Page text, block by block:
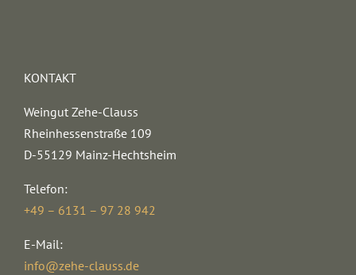
KONTAKT
Weingut Zehe-Clauss
Rheinhessenstraße 109
D-55129 Mainz-Hechtsheim
Telefon:
+49 – 6131 – 97 28 942
E-Mail:
info@zehe-clauss.de